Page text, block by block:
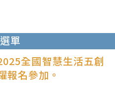
選單
全國智慧生活五創
報名參加。